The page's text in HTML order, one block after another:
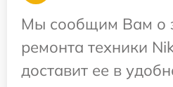
Мы сообщим Вам о
ремонта техники
доставит ее в